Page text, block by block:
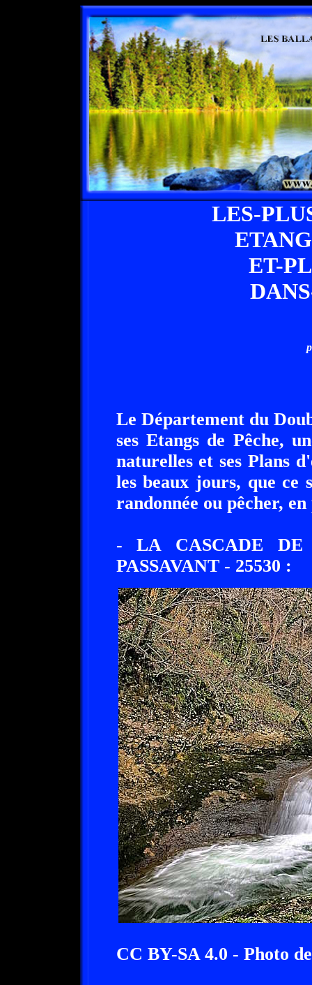
LES-
ET-
Le Département du
ses Etangs de Pêche,
naturelles et ses Plans
les beaux jours, que
randonnée ou pêcher,
- LA CASCADE DE
PASSAVANT - 25530 :
CC BY-SA 4.0 - Photo